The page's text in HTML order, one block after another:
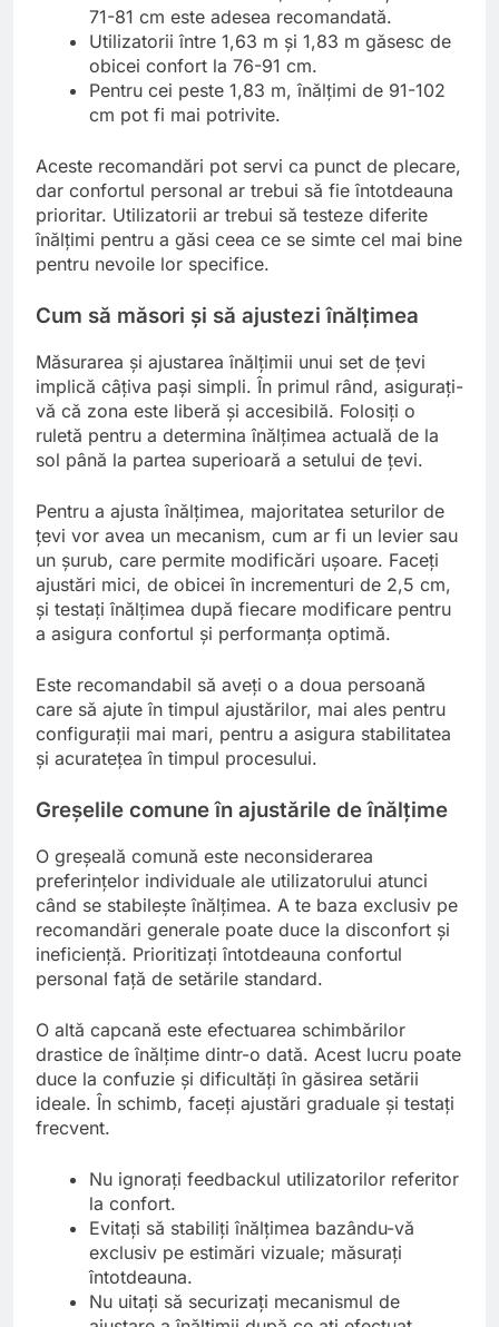
71-81 cm este adesea recomandată.
Utilizatorii între 1,63 m și 1,83 m găsesc de
obicei confort la 76-91 cm.
Pentru cei peste 1,83 m, înălțimi de 91-102
cm pot fi mai potrivite.
Aceste recomandări pot servi ca punct de plecare,
dar confortul personal ar trebui să fie întotdeauna
prioritar. Utilizatorii ar trebui să testeze diferite
înălțimi pentru a găsi ceea ce se simte cel mai bine
pentru nevoile lor specifice.
Cum să măsori și să ajustezi înălțimea
Măsurarea și ajustarea înălțimii unui set de țevi
implică câțiva pași simpli. În primul rând, asigurați-
vă că zona este liberă și accesibilă. Folosiți o
ruletă pentru a determina înălțimea actuală de la
sol până la partea superioară a setului de țevi.
Pentru a ajusta înălțimea, majoritatea seturilor de
țevi vor avea un mecanism, cum ar fi un levier sau
un șurub, care permite modificări ușoare. Faceți
ajustări mici, de obicei în incrementuri de 2,5 cm,
și testați înălțimea după fiecare modificare pentru
a asigura confortul și performanța optimă.
Este recomandabil să aveți o a doua persoană
care să ajute în timpul ajustărilor, mai ales pentru
configurații mai mari, pentru a asigura stabilitatea
și acuratețea în timpul procesului.
Greșelile comune în ajustările de înălțime
O greșeală comună este neconsiderarea
preferințelor individuale ale utilizatorului atunci
când se stabilește înălțimea. A te baza exclusiv pe
recomandări generale poate duce la disconfort și
ineficiență. Prioritizați întotdeauna confortul
personal față de setările standard.
O altă capcană este efectuarea schimbărilor
drastice de înălțime dintr-o dată. Acest lucru poate
duce la confuzie și dificultăți în găsirea setării
ideale. În schimb, faceți ajustări graduale și testați
frecvent.
Nu ignorați feedbackul utilizatorilor referitor
la confort.
Evitați să stabiliți înălțimea bazându-vă
exclusiv pe estimări vizuale; măsurați
întotdeauna.
Nu uitați să securizați mecanismul de